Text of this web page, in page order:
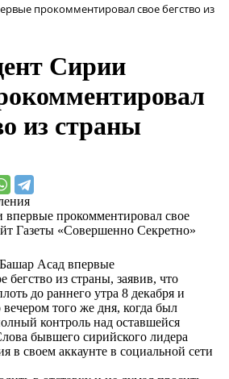
прокомментировал свое бегство из
Сирии
из страны
Асад впервые
бегство из страны, заявив, что
до раннего утра 8 декабря и
того же дня, когда был
контроль над оставшейся
бывшего сирийского лидера
в своем аккаунте в социальной сети